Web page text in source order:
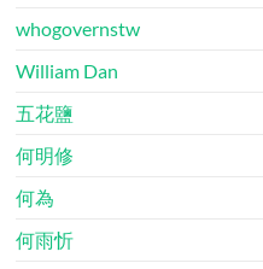
whogovernstw
William Dan
五花鹽
何明修
何為
何雨忻